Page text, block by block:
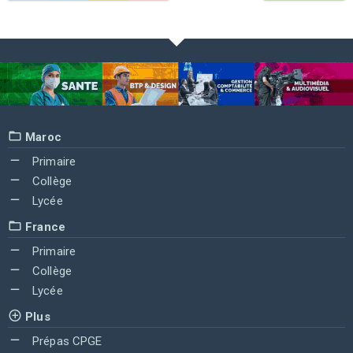
Maroc
Primaire
Collège
Lycée
France
Primaire
Collège
Lycée
Plus
Prépas CPGE